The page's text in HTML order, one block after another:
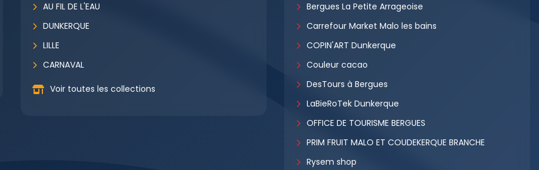
AU FIL DE L'EAU
DUNKERQUE
LILLE
CARNAVAL
Voir toutes les collections
Bergues La Petite Arrageoise
Carrefour Market Malo les bains
COPIN'ART Dunkerque
Couleur cacao
DesTours à Bergues
LaBieRoTek Dunkerque
OFFICE DE TOURISME BERGUES
PRIM FRUIT MALO ET COUDEKERQUE BRANCHE
Rysem shop